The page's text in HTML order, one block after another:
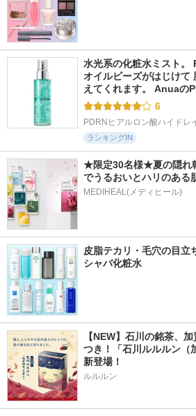
水光系の化粧水ミスト。
オイルビーズがはじけて
えてくれます。 Anuaの
6
PDRNヒアルロン酸ハイドレ
ランキングIN
★限定30名様★夏の隠れ
でうるおいとハリのある
MEDIHEAL(メディヒール)
皮脂テカリ・毛穴の目立
シャバ化粧水
【NEW】石川の銘茶、
つき！「石川ルルルン（
新登場！
ルルルン